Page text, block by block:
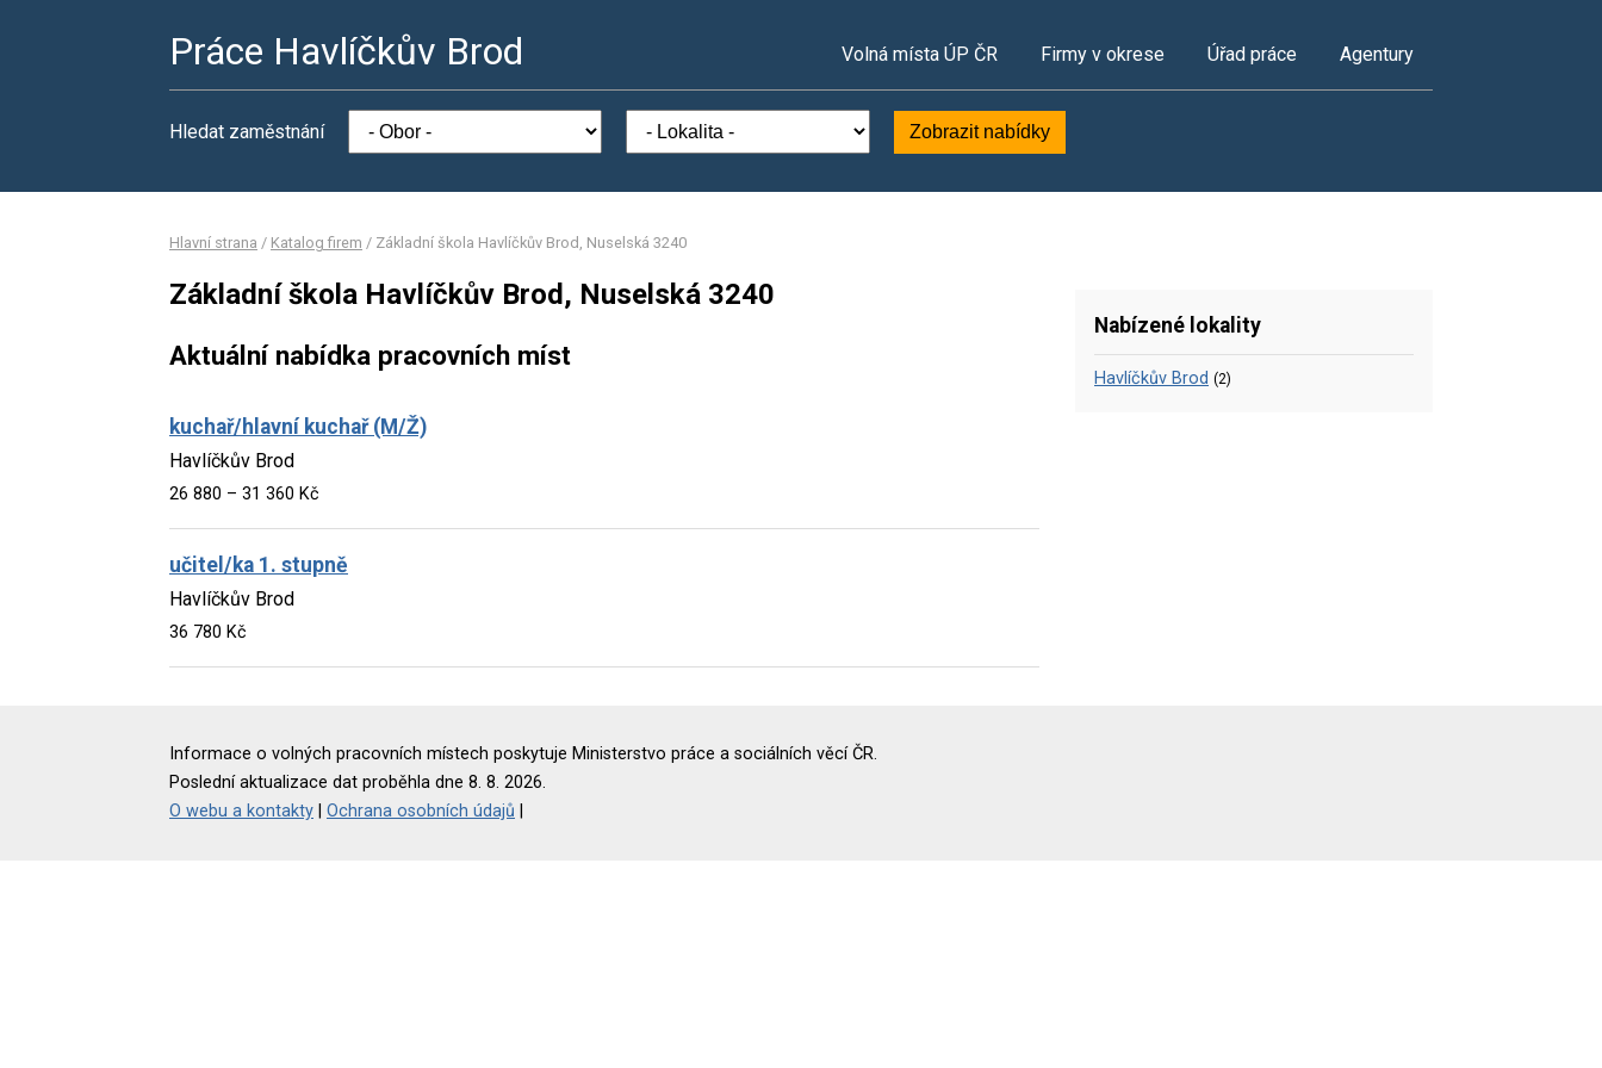
Práce Havlíčkův Brod Volná místa ÚP ČR Firmy v okrese Úřad práce Agentury
Hledat zaměstnání Zobrazit nabídky
Hlavní strana / Katalog firem / Základní škola Havlíčkův Brod, Nuselská 3240
Základní škola Havlíčkův Brod, Nuselská 3240
Aktuální nabídka pracovních míst
kuchař/hlavní kuchař (M/Ž)
Havlíčkův Brod
26 880 – 31 360 Kč
učitel/ka 1. stupně
Havlíčkův Brod
36 780 Kč
Nabízené lokality
Havlíčkův Brod (2)
Informace o volných pracovních místech poskytuje Ministerstvo práce a sociálních věcí ČR.
Poslední aktualizace dat proběhla dne 8. 8. 2026.
O webu a kontakty
Ochrana osobních údajů